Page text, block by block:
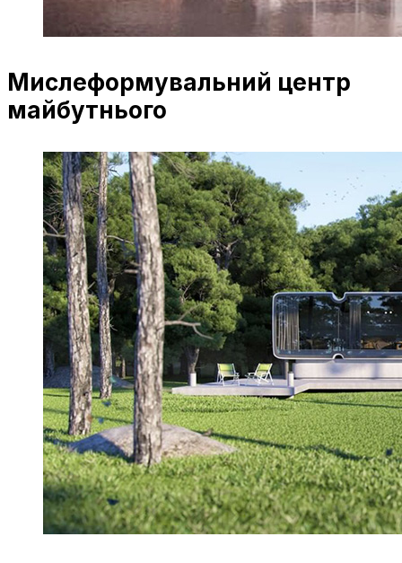
Мислеформувальний центр
майбутнього